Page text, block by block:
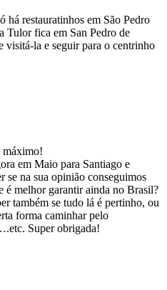
há restauratinhos em São Pedro
Tulor fica em San Pedro de
visitá-la e seguir para o centrinho
máximo!
em Maio para Santiago e
se na sua opinião conseguimos
é melhor garantir ainda no Brasil?
também se tudo lá é pertinho, ou
forma caminhar pelo
Super obrigada!